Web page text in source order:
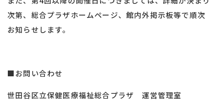
次第、総合プラザホームページ、館内外掲示板等で順次
お知らせします。
■お問い合わせ
世田谷区立保健医療福祉総合プラザ 運営管理室